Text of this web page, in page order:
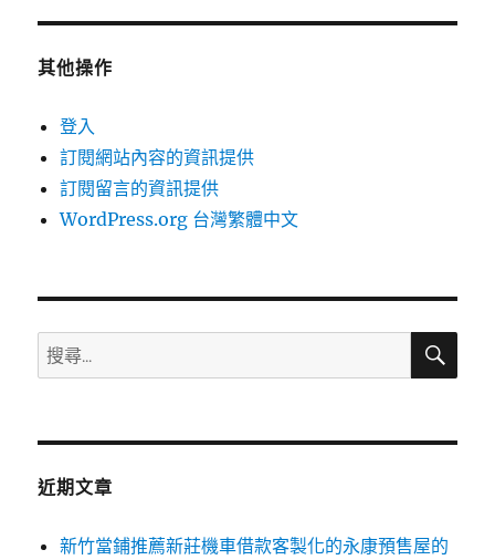
其他操作
登入
訂閱網站內容的資訊提供
訂閱留言的資訊提供
WordPress.org 台灣繁體中文
搜
尋
鍵
搜
近期文章
新竹當鋪推薦新莊機車借款客製化的永康預售屋的